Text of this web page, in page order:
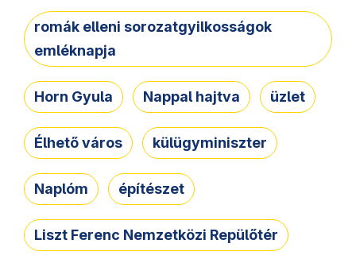
romák elleni sorozatgyilkosságok
emléknapja
Horn Gyula Nappal hajtva üzlet
Élhető város külügyminiszter
Naplóm építészet
Liszt Ferenc Nemzetközi Repülőtér